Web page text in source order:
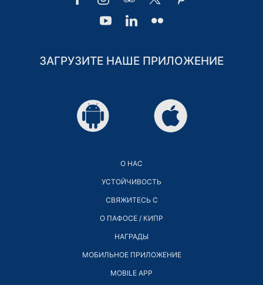
КЛУБ ЛОЯЛЬНОСТИ ДЛЯ
ВХОД В СИСТЕМУ
ЗАГРУЗИТЕ НАШЕ ПРИЛОЖЕНИЕ
О НАС
УСТОЙЧИВОСТЬ
СВЯЖИТЕСЬ С
О ПАФОСЕ / КИПР
НАГРАДЫ
МОБИЛЬНОЕ ПРИЛОЖЕНИЕ
MOBILE APP